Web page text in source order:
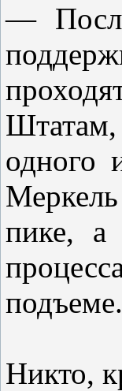
—
одного
пике, а
подъеме.
Никто,